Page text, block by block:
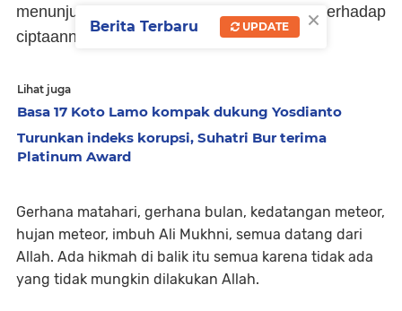
menunjukkan ke-Mahabesaran Allah SWT terhadap
ciptaannya," katanya.
Lihat juga
Basa 17 Koto Lamo kompak dukung Yosdianto
Turunkan indeks korupsi, Suhatri Bur terima
Platinum Award
Gerhana matahari, gerhana bulan, kedatangan meteor,
hujan meteor, imbuh Ali Mukhni, semua datang dari
Allah. Ada hikmah di balik itu semua karena tidak ada
yang tidak mungkin dilakukan Allah.
×
Berita Terbaru UPDATE